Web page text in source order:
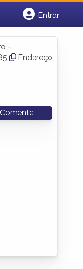
Entrar
-
Endereço
Comente